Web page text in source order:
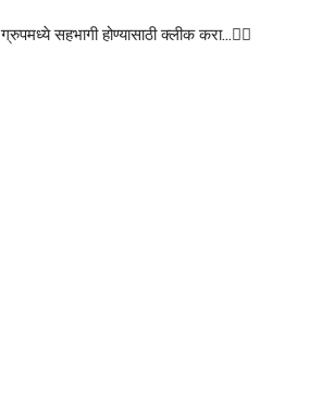
ग्रुपमध्ये सहभागी होण्यासाठी क्लीक करा…👆🏻